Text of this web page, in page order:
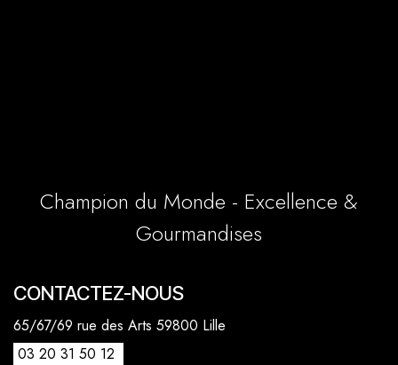
CONTACTEZ-NOUS
65/67/69 rue des Arts 59800 Lille
03 20 31 50 12
Champion du Monde - Excellence &
Gourmandises